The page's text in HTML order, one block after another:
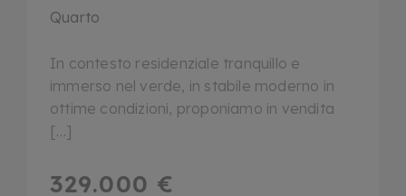
Quarto
In contesto residenziale tranquillo e
immerso nel verde, in stabile moderno in
ottime condizioni, proponiamo in vendita
[…]
329.000 €